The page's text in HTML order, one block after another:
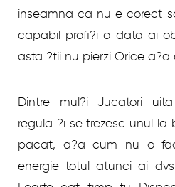
inseamna ca nu e corect
capabil profi?i o data ai
asta ?tii nu pierzi Orice a?a
Dintre mul?i Jucatori
regula ?i se trezesc unul la
pacat, a?a cum nu o
energie totul atunci ai